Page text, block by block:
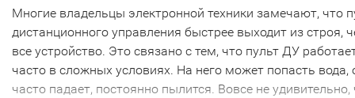
Многие владельцы электронной техники замечают, что
дистанционного управления быстрее выходит из строя,
все устройство. Это связано с тем, что пульт ДУ
часто в сложных условиях. На него может попасть вода,
часто падает, постоянно пылится. Вовсе не удивительно,